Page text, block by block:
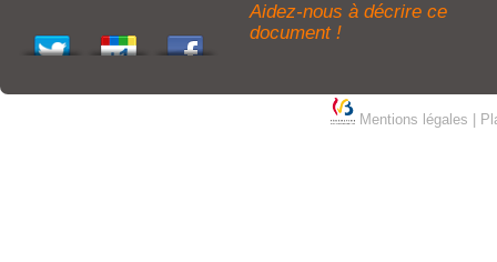
Aidez-nous à décrire ce
document !
Mentions légales